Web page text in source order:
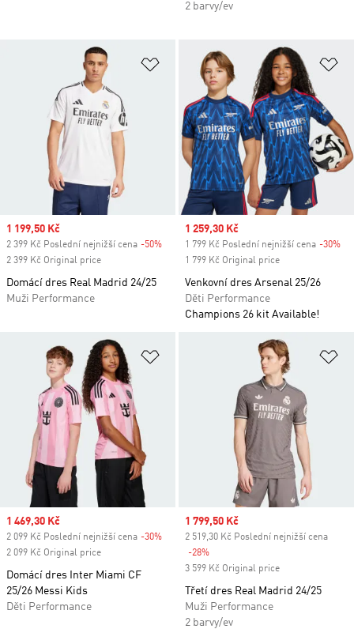
2 barvy/ev
Přidat do seznamu přání
Sale price
1 199,50 Kč
2 399 Kč Poslední nejnižší cena -50% Discount
2 399 Kč Original price
Domácí dres Real Madrid 24/25
Muži Performance
Sale price
1 259,30 Kč
1 799 Kč Poslední nejnižší cena -30%
1 799 Kč Original price
Venkovní dres Arsenal 25/26
Děti Performance
Champions 26 kit Available!
Přidat do seznamu přání
Sale price
1 469,30 Kč
2 099 Kč Poslední nejnižší cena -30% Discount
2 099 Kč Original price
Domácí dres Inter Miami CF
25/26 Messi Kids
Děti Performance
Sale price
1 799,50 Kč
2 519,30 Kč Poslední nejnižší cena
-28%
3 599 Kč Original price
Třetí dres Real Madrid 24/25
Muži Performance
2 barvy/ev